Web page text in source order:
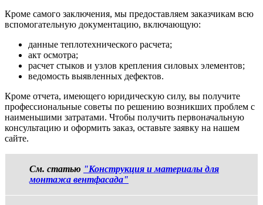
Кроме самого заключения, мы предоставляем заказчикам всю
вспомогательную документацию, включающую:
данные теплотехнического расчета;
акт осмотра;
расчет стыков и узлов крепления силовых элементов;
ведомость выявленных дефектов.
Кроме отчета, имеющего юридическую силу, вы получите
профессиональные советы по решению возникших проблем с
наименьшими затратами. Чтобы получить первоначальную
консультацию и оформить заказ, оставьте заявку на нашем
сайте.
См. статью "Конструкция и материалы для
монтажа вентфасада"